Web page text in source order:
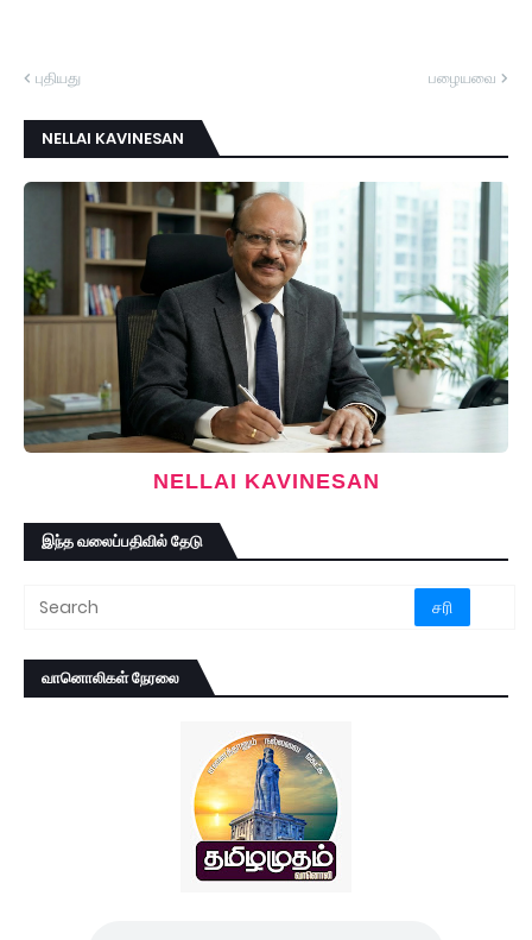
புதியது பழையவை
NELLAI KAVINESAN
NELLAI KAVINESAN
இந்த வலைப்பதிவில் தேடு
வானொலிகள் நேரலை